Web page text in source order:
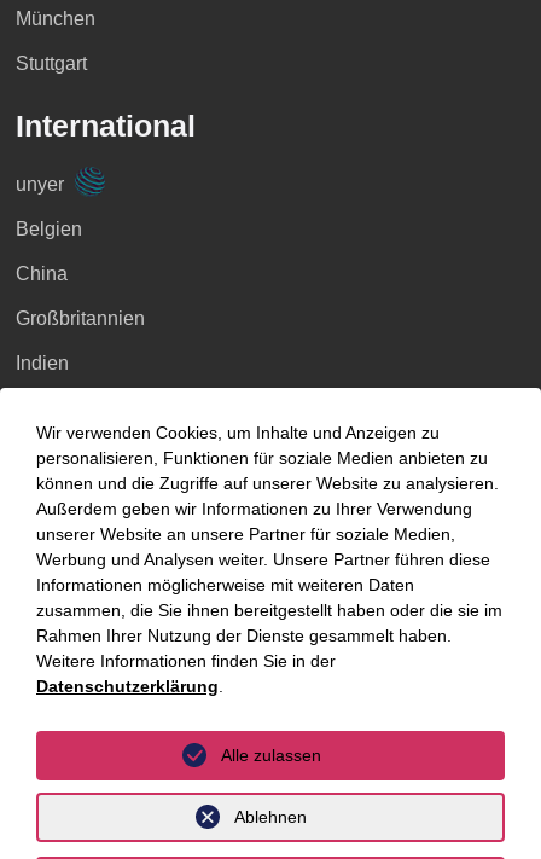
München
Stuttgart
International
unyer
Belgien
China
Großbritannien
Indien
Malaysia
Singapur
Thailand
Ukraine
Vietnam
Luxemburg
Datenschutz Impressum
Wir verwenden Cookies, um Inhalte und Anzeigen zu
personalisieren, Funktionen für soziale Medien anbieten zu
können und die Zugriffe auf unserer Website zu analysieren.
Außerdem geben wir Informationen zu Ihrer Verwendung
unserer Website an unsere Partner für soziale Medien,
Werbung und Analysen weiter. Unsere Partner führen diese
Informationen möglicherweise mit weiteren Daten
zusammen, die Sie ihnen bereitgestellt haben oder die sie im
Rahmen Ihrer Nutzung der Dienste gesammelt haben.
Weitere Informationen finden Sie in der
Datenschutzerklärung
Ablehnen
Alle zulassen